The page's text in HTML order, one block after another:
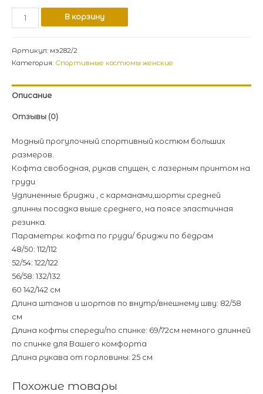
В корзину
Артикул: мэ282/2
Категория: Спортивные костюмы женские
Описание
Отзывы (0)
Модный прогулочный спортивный костюм больших
размеров.
Кофта свободная, рукав спущен, с лазерным принтом на
груди
Удлиненные бриджи , с карманами,шорты средней
длинны посадка выше среднего, на поясе эластичная
резинка.
Параметры: кофта по груди/ бриджи по бёдрам
48/50: 112/112
52/54: 122/122
56/58: 132/132
60 142/142 см
Длина штанов и шортов по внутр/внешнему шву: 82/58
см
Длина кофты спереди/по спинке: 69/72см немного длинней
по спинке для Вашего комфорта
Длина рукава от горловины: 25 см
Похожие товары